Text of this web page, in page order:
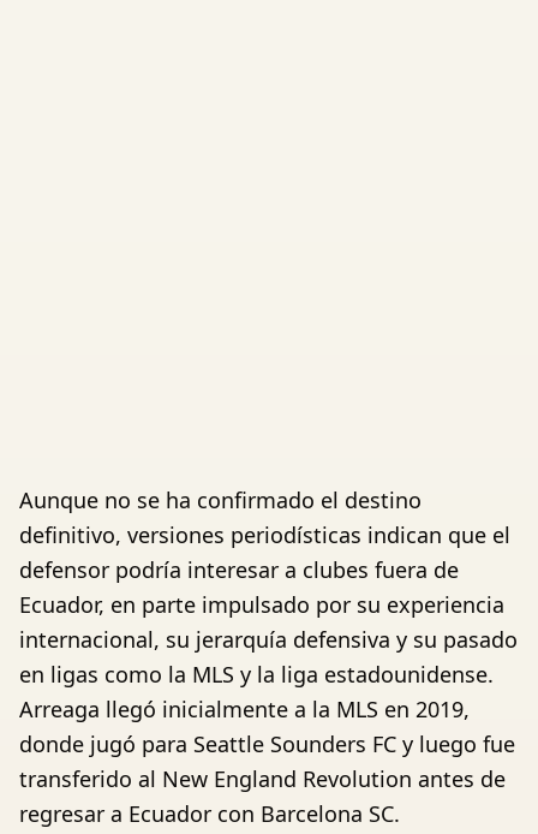
Aunque no se ha confirmado el destino
definitivo, versiones periodísticas indican que el
defensor podría interesar a clubes fuera de
Ecuador, en parte impulsado por su experiencia
internacional, su jerarquía defensiva y su pasado
en ligas como la MLS y la liga estadounidense.
Arreaga llegó inicialmente a la MLS en 2019,
donde jugó para Seattle Sounders FC y luego fue
transferido al New England Revolution antes de
regresar a Ecuador con Barcelona SC.